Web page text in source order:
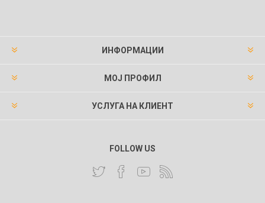
ИНФОРМАЦИИ
МОЈ ПРОФИЛ
УСЛУГА НА КЛИЕНТ
FOLLOW US